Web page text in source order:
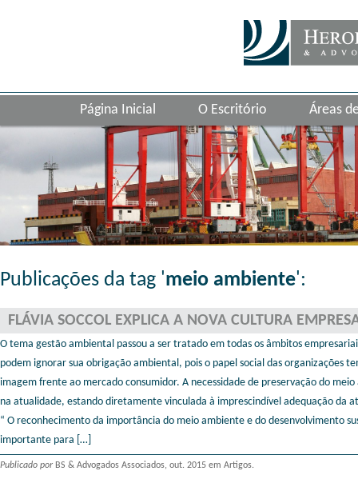
Página Inicial O Escritório Áreas
Publicações da tag 'meio ambiente':
FLÁVIA SOCCOL EXPLICA A NOVA CULTURA
O tema gestão ambiental passou a ser tratado em todas os âmbitos
podem ignorar sua obrigação ambiental, pois o papel social das organizações
imagem frente ao mercado consumidor. A necessidade de preservação do
na atualidade, estando diretamente vinculada à imprescindível adequação da
“ O reconhecimento da importância do meio ambiente e do desenvolvimento
importante para […]
Publicado por BS & Advogados Associados, out. 2015 em Artigos.